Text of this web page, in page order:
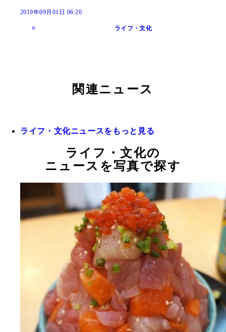
2019年09月01日 06:20
ライフ・文化
関連ニュース
ライフ・文化ニュースをもっと見る
ライフ・文化の
ニュースを写真で探す